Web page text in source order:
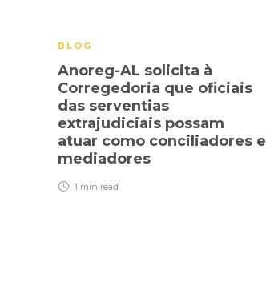
BLOG
Anoreg-AL solicita à
Corregedoria que oficiais
das serventias
extrajudiciais possam
atuar como conciliadores e
mediadores
1 min read